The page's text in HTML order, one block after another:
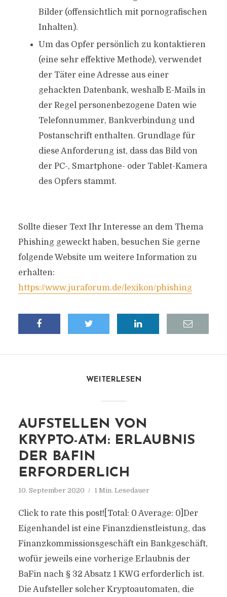
Bilder (offensichtlich mit pornografischen
Inhalten).
Um das Opfer persönlich zu kontaktieren
(eine sehr effektive Methode), verwendet
der Täter eine Adresse aus einer
gehackten Datenbank, weshalb E-Mails in
der Regel personenbezogene Daten wie
Telefonnummer, Bankverbindung und
Postanschrift enthalten. Grundlage für
diese Anforderung ist, dass das Bild von
der PC-, Smartphone- oder Tablet-Kamera
des Opfers stammt.
Sollte dieser Text Ihr Interesse an dem Thema
Phishing geweckt haben, besuchen Sie gerne
folgende Website um weitere Information zu
erhalten:
https://www.juraforum.de/lexikon/phishing
WEITERLESEN
AUFSTELLEN VON
KRYPTO-ATM: ERLAUBNIS
DER BAFIN
ERFORDERLICH
10. September 2020 1 Min. Lesedauer
Click to rate this post![Total: 0 Average: 0]Der
Eigenhandel ist eine Finanzdienstleistung, das
Finanzkommissionsgeschäft ein Bankgeschäft,
wofür jeweils eine vorherige Erlaubnis der
BaFin nach § 32 Absatz 1 KWG erforderlich ist.
Die Aufsteller solcher Kryptoautomaten, die